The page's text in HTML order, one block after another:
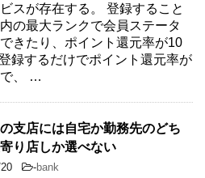
スが存在する。 登録すること
の最大ランクで会員ステータ
きたり、ポイント還元率が10
録するだけでポイント還元率が
、 …
支店には自宅か勤務先のどち
り店しか選べない
-bank